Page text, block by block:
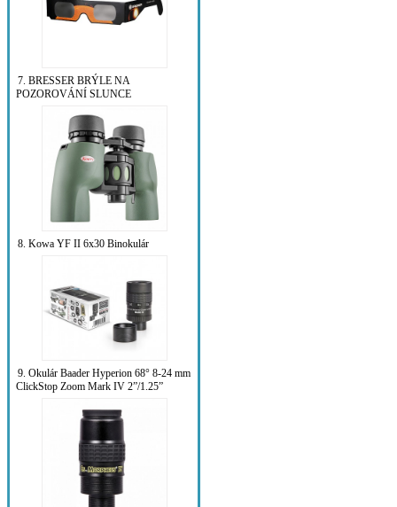
7. BRESSER BRÝLE NA
POZOROVÁNÍ SLUNCE
8. Kowa YF II 6x30 Binokulár
9. Okulár Baader Hyperion 68° 8-24 mm
ClickStop Zoom Mark IV 2”/1.25”